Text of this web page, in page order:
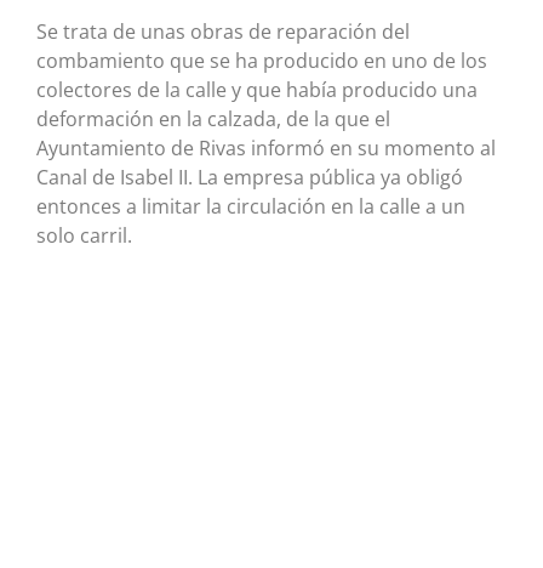
Se trata de unas obras de reparación del
combamiento que se ha producido en uno de los
colectores de la calle y que había producido una
deformación en la calzada, de la que el
Ayuntamiento de Rivas informó en su momento al
Canal de Isabel II. La empresa pública ya obligó
entonces a limitar la circulación en la calle a un
solo carril.